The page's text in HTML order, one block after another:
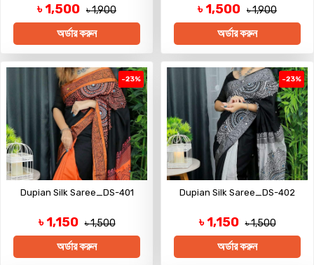
৳ 1,500 ৳ 1,900
অর্ডার করুন
৳ 1,500 ৳ 1,900
অর্ডার করুন
-23%
Dupian Silk Saree_DS-401
৳ 1,150 ৳ 1,500
অর্ডার করুন
-23%
Dupian Silk Saree_DS-402
৳ 1,150 ৳ 1,500
অর্ডার করুন